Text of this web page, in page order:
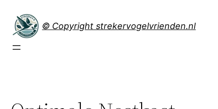
naar
inhoud
© Copyright strekervogelvrienden.nl